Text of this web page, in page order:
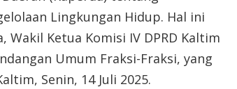
Lingkungan Hidup. Hal ini
Wakil Ketua Komisi IV DPRD Kaltim
Umum Fraksi-Fraksi, yang
Senin, 14 Juli 2025.